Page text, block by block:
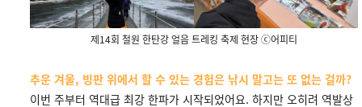
제14회 철원 한탄강 얼음 트레킹 축제 현장 ⓒ어피티
추운 겨울, 빙판 위에서 할 수 있는 경험은 낚시 말고는 또 없는 걸까?
이번 주부터 역대급 최강 한파가 시작되었어요. 하지만 오히려 역발상